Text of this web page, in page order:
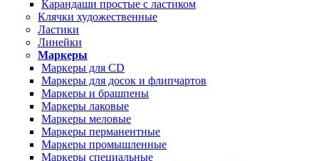
Карандаши простые с ластиком
Клячки художественные
Ластики
Линейки
Маркеры
Маркеры для CD
Маркеры для досок и флипчартов
Маркеры и брашпены
Маркеры лаковые
Маркеры меловые
Маркеры перманентные
Маркеры промышленные
Маркеры специальные